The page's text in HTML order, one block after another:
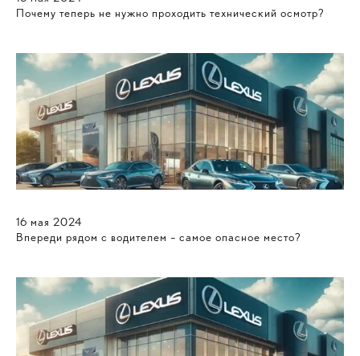
Почему теперь не нужно проходить технический осмотр?
16 мая 2024
Впереди рядом с водителем – самое опасное место?